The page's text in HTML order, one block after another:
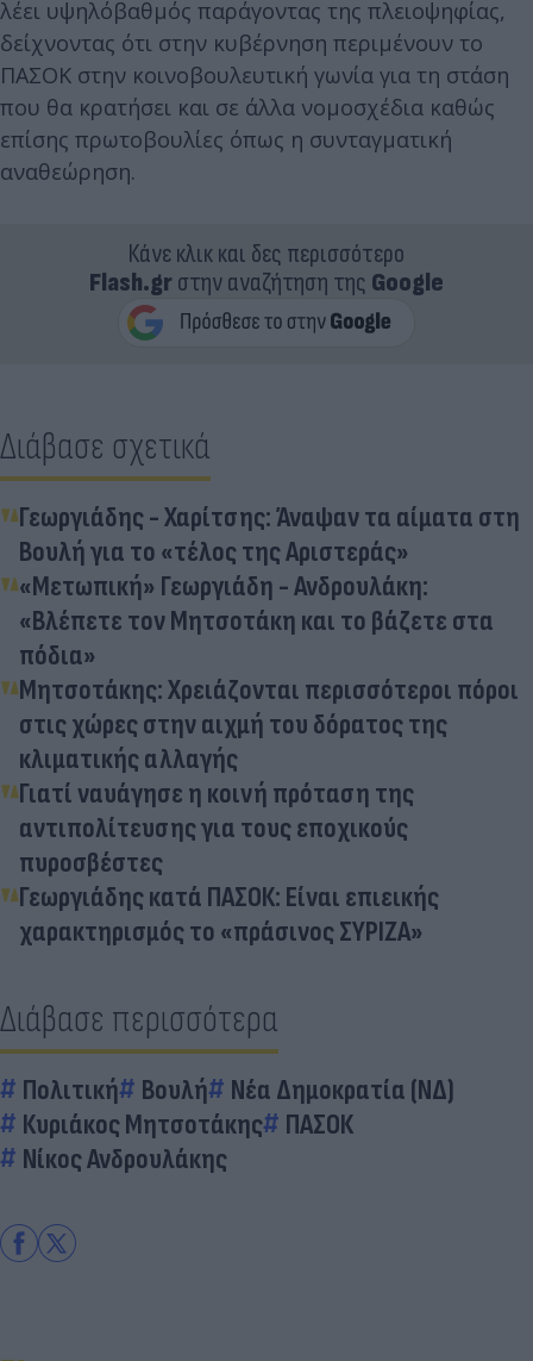
λέει υψηλόβαθμός παράγοντας της πλειοψηφίας,
δείχνοντας ότι στην κυβέρνηση περιμένουν το
ΠΑΣΟΚ στην κοινοβουλευτική γωνία για τη στάση
που θα κρατήσει και σε άλλα νομοσχέδια καθώς
επίσης πρωτοβουλίες όπως η συνταγματική
αναθεώρηση.
Κάνε κλικ και δες περισσότερο
Flash.grστην αναζήτηση της Google
Διάβασε σχετικά
Γεωργιάδης - Χαρίτσης: Άναψαν τα αίματα στη
Βουλή για το «τέλος της Αριστεράς»
«Μετωπική» Γεωργιάδη - Ανδρουλάκη:
«Βλέπετε τον Μητσοτάκη και το βάζετε στα
πόδια»
Μητσοτάκης: Χρειάζονται περισσότεροι πόροι
στις χώρες στην αιχμή του δόρατος της
κλιματικής αλλαγής
Γιατί ναυάγησε η κοινή πρόταση της
αντιπολίτευσης για τους εποχικούς
πυροσβέστες
Γεωργιάδης κατά ΠΑΣΟΚ: Είναι επιεικής
χαρακτηρισμός το «πράσινος ΣΥΡΙΖΑ»
Διάβασε περισσότερα
Πολιτική Βουλή
Νέα Δημοκρατία (ΝΔ)
Κυριάκος Μητσοτάκης
ΠΑΣΟΚ
Νίκος Ανδρουλάκης